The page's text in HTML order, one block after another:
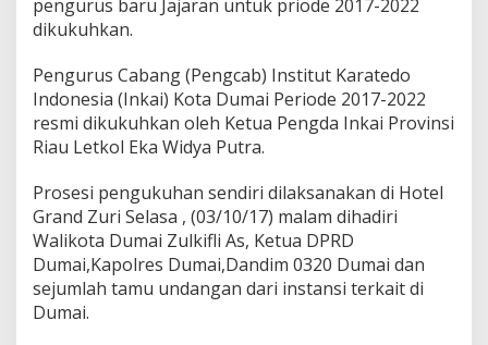
J
a
k
e
t
N
K
A
I
D
pengurus baru Jajaran untuk priode 2017-2022
dikukuhkan.
Pengurus Cabang (Pengcab) Institut Karatedo
Indonesia (Inkai) Kota Dumai Periode 2017-2022
resmi dikukuhkan oleh Ketua Pengda Inkai Provinsi
Riau Letkol Eka Widya Putra.
Prosesi pengukuhan sendiri dilaksanakan di Hotel
Grand Zuri Selasa , (03/10/17) malam dihadiri
Walikota Dumai Zulkifli As, Ketua DPRD
Dumai,Kapolres Dumai,Dandim 0320 Dumai dan
sejumlah tamu undangan dari instansi terkait di
Dumai.